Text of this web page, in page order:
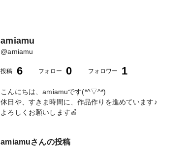
amiamu
@amiamu
投稿 6 フォロー 0 フォロワー 1
こんにちは、amiamuです(*^▽^*)
休日や、すきま時間に、作品作りを進めています♪
よろしくお願いします🍎
amiamuさんの投稿